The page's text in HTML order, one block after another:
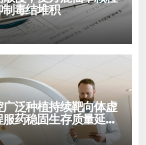
毒结堆积
泛种植持续靶向体虚
药稳固生存质量延缓